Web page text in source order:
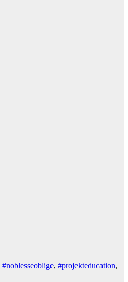
#noblesseoblige, #projekteducation,